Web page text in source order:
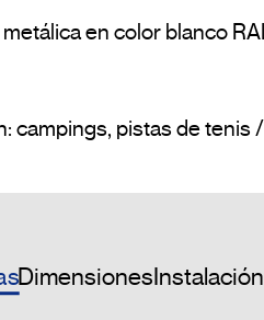
DimensionesInstalación